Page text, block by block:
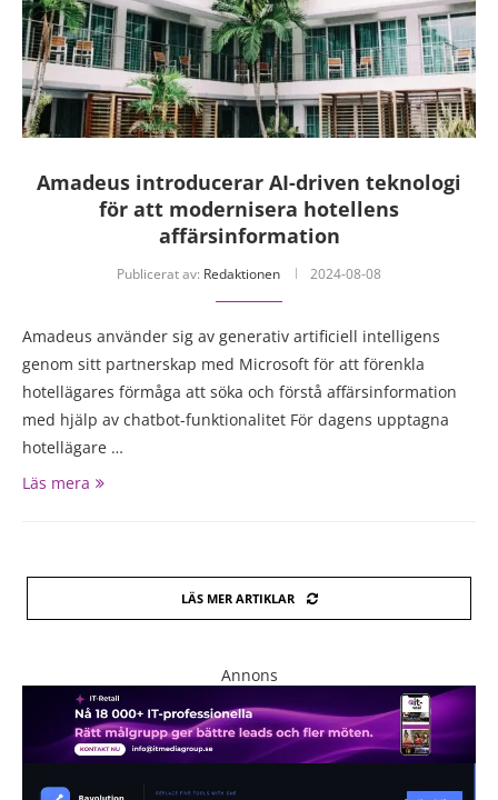
Amadeus introducerar AI-driven teknologi
för att modernisera hotellens
affärsinformation
Publicerat av: Redaktionen 2024-08-08
Amadeus använder sig av generativ artificiell intelligens
genom sitt partnerskap med Microsoft för att förenkla
hotellägares förmåga att söka och förstå affärsinformation
med hjälp av chatbot-funktionalitet För dagens upptagna
hotellägare …
Läs mera
LÄS MER ARTIKLAR
Annons